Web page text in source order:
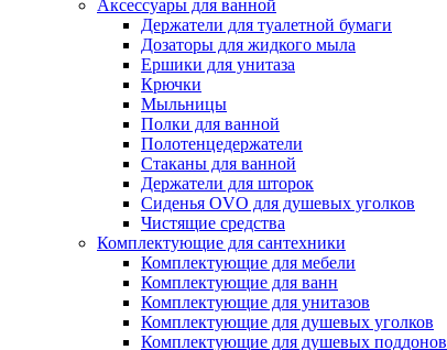
Аксессуары для ванной
Держатели для туалетной бумаги
Дозаторы для жидкого мыла
Ершики для унитаза
Крючки
Мыльницы
Полки для ванной
Полотенцедержатели
Стаканы для ванной
Держатели для шторок
Сиденья OVO для душевых уголков
Чистящие средства
Комплектующие для сантехники
Комплектующие для мебели
Комплектующие для ванн
Комплектующие для унитазов
Комплектующие для душевых уголков
Комплектующие для душевых поддонов